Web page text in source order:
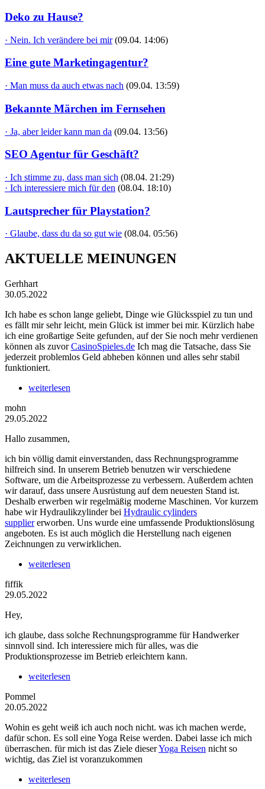
Deko zu Hause?
· Nein. Ich verändere bei mir (09.04. 14:06)
Eine gute Marketingagentur?
· Man muss da auch etwas nach (09.04. 13:59)
Bekannte Märchen im Fernsehen
· Ja, aber leider kann man da (09.04. 13:56)
SEO Agentur für Geschäft?
· Ich stimme zu, dass man sich (08.04. 21:29)
· Ich interessiere mich für den (08.04. 18:10)
Lautsprecher für Playstation?
· Glaube, dass du da so gut wie (08.04. 05:56)
AKTUELLE MEINUNGEN
Gerhhart
30.05.2022
Ich habe es schon lange geliebt, Dinge wie Glücksspiel zu tun und
es fällt mir sehr leicht, mein Glück ist immer bei mir. Kürzlich habe
ich eine großartige Seite gefunden, auf der Sie noch mehr verdienen
können als zuvorCasinoSpieles.de Ich mag die Tatsache, dass Sie
jederzeit problemlos Geld abheben können und alles sehr stabil
funktioniert.
weiterlesen
mohn
29.05.2022
Hallo zusammen,
ich bin völlig damit einverstanden, dass Rechnungsprogramme
hilfreich sind. In unserem Betrieb benutzen wir verschiedene
Software, um die Arbeitsprozesse zu verbessern. Außerdem achten
wir darauf, dass unsere Ausrüstung auf dem neuesten Stand ist.
Deshalb erwerben wir regelmäßig moderne Maschinen. Vor kurzem
habe wir Hydraulikzylinder bei Hydraulic cylinders
suppliererworben. Uns wurde eine umfassende Produktionslösung
angeboten. Es ist auch möglich die Herstellung nach eigenen
Zeichnungen zu verwirklichen.
weiterlesen
fiffik
29.05.2022
Hey,
ich glaube, dass solche Rechnungsprogramme für Handwerker
sinnvoll sind. Ich interessiere mich für alles, was die
Produktionsprozesse im Betrieb erleichtern kann.
weiterlesen
Pommel
20.05.2022
Wohin es geht weiß ich auch noch nicht. was ich machen werde,
dafür schon. Es soll eine Yoga Reise werden. Dabei lasse ich mich
überraschen. für mich ist das Ziele dieserYoga Reisen nicht so
wichtig, das Ziel ist voranzukommen
weiterlesen